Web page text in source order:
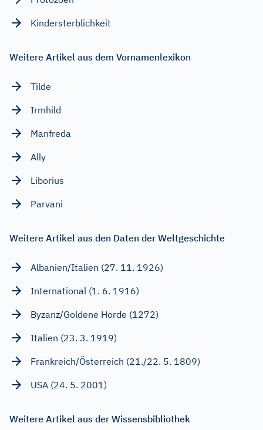
Kindersterblichkeit
Weitere Artikel aus dem Vornamenlexikon
Tilde
Irmhild
Manfreda
Ally
Liborius
Parvani
Weitere Artikel aus den Daten der Weltgeschichte
Albanien/Italien (27. 11. 1926)
International (1. 6. 1916)
Byzanz/Goldene Horde (1272)
Italien (23. 3. 1919)
Frankreich/Österreich (21./22. 5. 1809)
USA (24. 5. 2001)
Weitere Artikel aus der Wissensbibliothek